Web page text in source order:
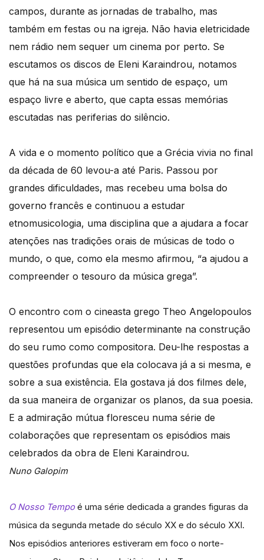
campos, durante as jornadas de trabalho, mas
também em festas ou na igreja. Não havia eletricidade
nem rádio nem sequer um cinema por perto. Se
escutamos os discos de Eleni Karaindrou, notamos
que há na sua música um sentido de espaço, um
espaço livre e aberto, que capta essas memórias
escutadas nas periferias do silêncio.
A vida e o momento político que a Grécia vivia no final
da década de 60 levou-a até Paris. Passou por
grandes dificuldades, mas recebeu uma bolsa do
governo francês e continuou a estudar
etnomusicologia, uma disciplina que a ajudara a focar
atenções nas tradições orais de músicas de todo o
mundo, o que, como ela mesmo afirmou, “a ajudou a
compreender o tesouro da música grega”.
O encontro com o cineasta grego Theo Angelopoulos
representou um episódio determinante na construção
do seu rumo como compositora. Deu-lhe respostas a
questões profundas que ela colocava já a si mesma, e
sobre a sua existência. Ela gostava já dos filmes dele,
da sua maneira de organizar os planos, da sua poesia.
E a admiração mútua floresceu numa série de
colaborações que representam os episódios mais
celebrados da obra de Eleni Karaindrou.
Nuno Galopim
O Nosso Tempoé uma série dedicada a grandes figuras da
música da segunda metade do século XX e do século XXI.
Nos episódios anteriores estiveram em foco o norte-